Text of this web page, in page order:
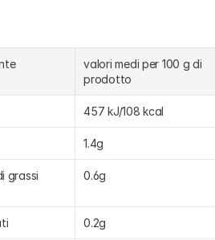
valori medi per 100 g di
prodotto
457 kJ/108 kcal
1.4g
grassi
0.6g
0.2g